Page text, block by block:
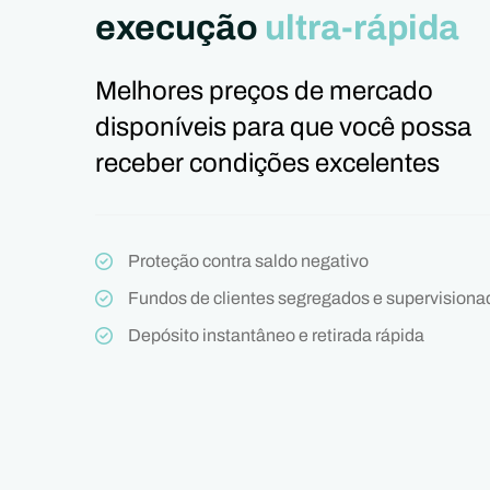
execução ultra-rápida
Melhores preços de mercado
disponíveis para que você possa
receber condições excelentes
Proteção contra saldo negativo
Fundos de clientes segregados e
Depósito instantâneo e retirada rápida